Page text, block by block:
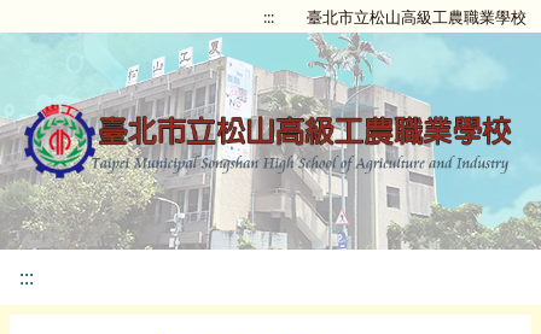
::: 臺北市立松山高級工農職業學校
:::